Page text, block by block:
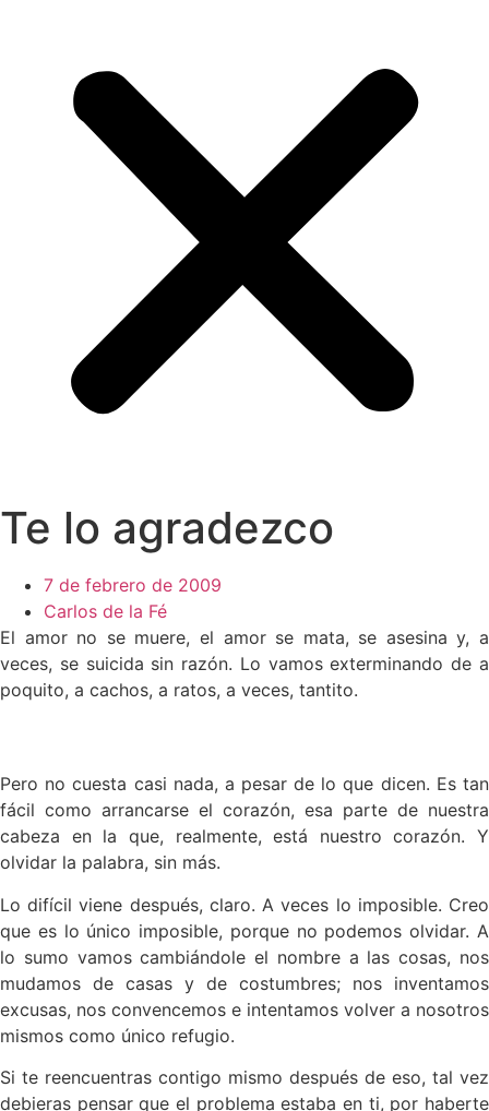
Te lo agradezco
7 de febrero de 2009
Carlos de la Fé
El amor no se muere, el amor se mata, se asesina y, a
veces, se suicida sin razón. Lo vamos exterminando de a
poquito, a cachos, a ratos, a veces, tantito.
Pero no cuesta casi nada, a pesar de lo que dicen. Es tan
fácil como arrancarse el corazón, esa parte de nuestra
cabeza en la que, realmente, está nuestro corazón. Y
olvidar la palabra, sin más.
Lo difícil viene después, claro. A veces lo imposible. Creo
que es lo único imposible, porque no podemos olvidar. A
lo sumo vamos cambiándole el nombre a las cosas, nos
mudamos de casas y de costumbres; nos inventamos
excusas, nos convencemos e intentamos volver a nosotros
mismos como único refugio.
Si te reencuentras contigo mismo después de eso, tal vez
debieras pensar que el problema estaba en ti, por haberte